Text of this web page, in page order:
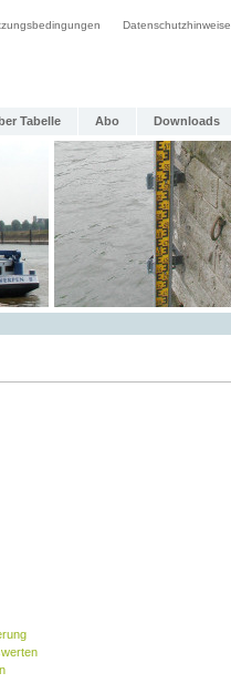
Datenschutzhinweise
Tabelle Abo Downloads